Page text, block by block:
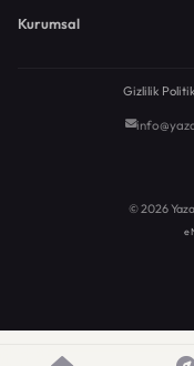
Kurumsal
Gizlilik
© 2026